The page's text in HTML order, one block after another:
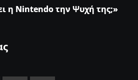
η Nintendo την Ψυχή της;»